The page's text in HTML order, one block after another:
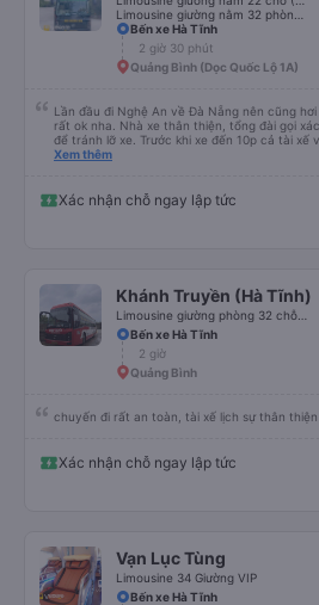
Bến xe Hà Tĩnh
2 giờ 30 phút
Quảng Bình (Dọc Quốc Lộ 1A)
Lần đầu đi Nghệ An về Đà Nẵng nên cũng
rất ok nha. Nhà xe thân thiện, tổng đài gọi xác nhận và nhắc nhở lịch chạy
để tránh lỡ xe. Trước khi xe đến 10p cả tài xế
tin về biển số xe và số điện thoại tài xế đều
thời gian dự kiến. 10 điểm, lần sau có nhu cầu sẽ chọn nhà xe này để đi Vinh
<-> Đà Nẵng
Xem thêm
Xác nhận chỗ ngay lập tức
Khánh Truyền (Hà Tĩnh)
Bến xe Hà Tĩnh
2 giờ
Quảng Bình
chuyến đi rất an toàn, tài xế lịch sự thân thiện
Xác nhận chỗ ngay lập tức
Vạn Lục Tùng
Limousine 34 Giường VIP
Bến xe Hà Tĩnh